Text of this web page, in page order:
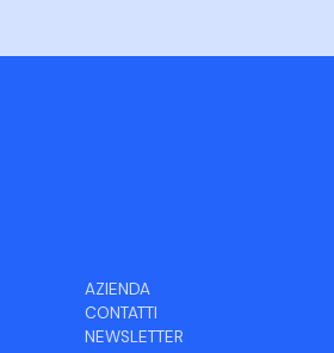
AZIENDA
CONTATTI
NEWSLETTER